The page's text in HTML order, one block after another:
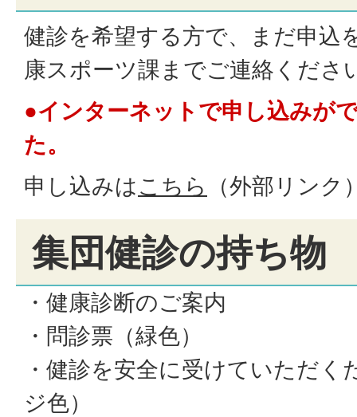
健診を希望する方で、まだ申込
康スポーツ課までご連絡くださ
●インターネットで申し込みが
た。
申し込みはこちら （外部リンク
集団健診の持ち物
・健康診断のご案内
・問診票（緑色）
・健診を安全に受けていただく
ジ色）